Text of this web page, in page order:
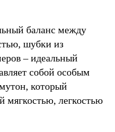
баланс между
шубки из
– идеальный
собой особым
который
мягкостью, легкостью